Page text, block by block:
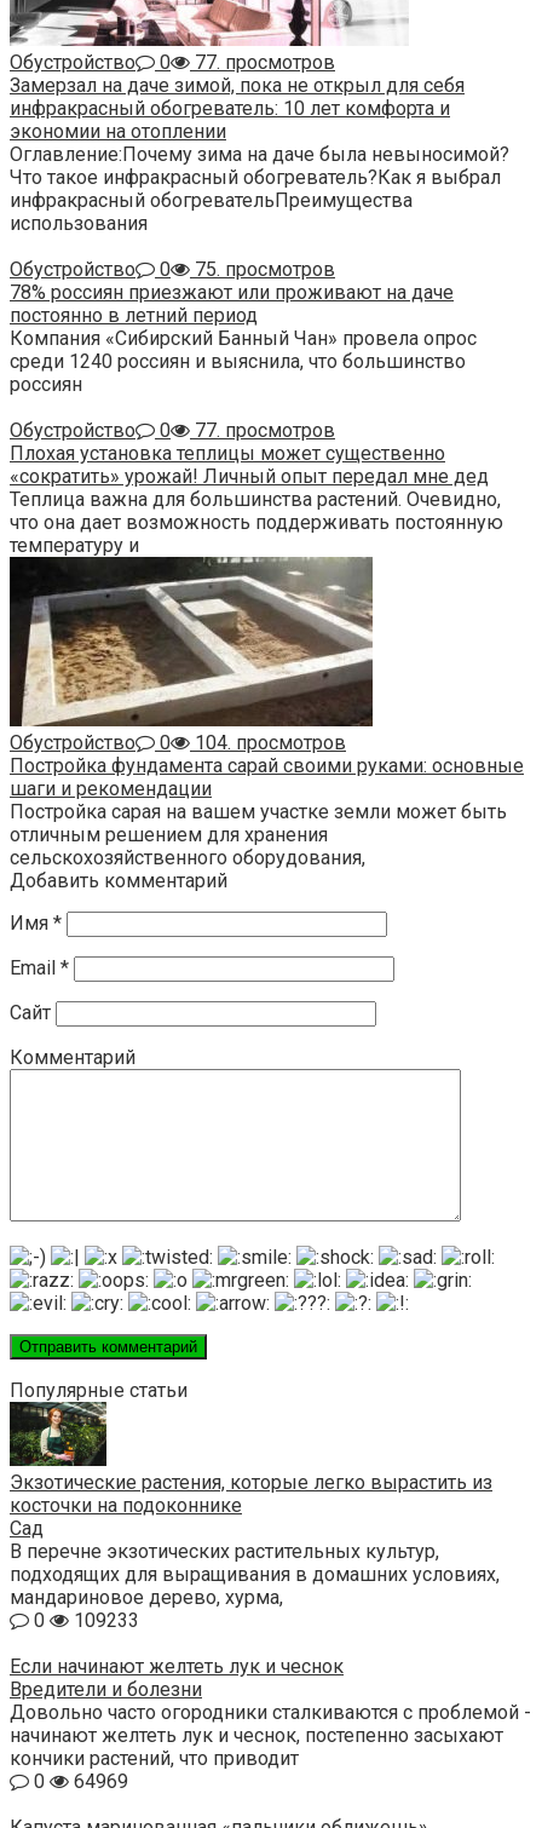
Обустройство 0
77. просмотров
Замерзал на даче зимой, пока не открыл для себя
инфракрасный обогреватель: 10 лет комфорта и
экономии на отоплении
Оглавление:Почему зима на даче была невыносимой?
Что такое инфракрасный обогреватель?Как я выбрал
инфракрасный обогревательПреимущества
использования
Обустройство
0
75. просмотров
78% россиян приезжают или проживают на даче
постоянно в летний период
Компания «Сибирский Банный Чан» провела опрос
среди 1240 россиян и выяснила, что большинство
россиян
Обустройство
0
77. просмотров
Плохая установка теплицы может существенно
«сократить» урожай! Личный опыт передал мне дед
Теплица важна для большинства растений. Очевидно,
что она дает возможность поддерживать постоянную
температуру и
Обустройство 0
104. просмотров
Постройка фундамента сарай своими руками: основные
шаги и рекомендации
Постройка сарая на вашем участке земли может быть
отличным решением для хранения
сельскохозяйственного оборудования,
Добавить комментарий
Имя *
Email *
Сайт
Комментарий
Популярные статьи
Экзотические растения, которые легко вырастить из
косточки на подоконнике
Сад
В перечне экзотических растительных культур,
подходящих для выращивания в домашних условиях,
мандариновое дерево, хурма,
0
109233
Если начинают желтеть лук и чеснок
Вредители и болезни
Довольно часто огородники сталкиваются с проблемой -
начинают желтеть лук и чеснок, постепенно засыхают
кончики растений, что приводит
0
64969